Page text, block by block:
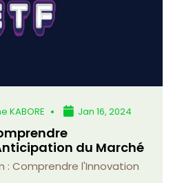
KABORE Jan 16, 2024
du Marché
: Comprendre l'Innovation